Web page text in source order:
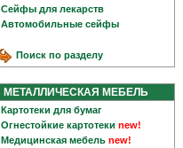
Сейфы для лекарств
Автомобильные сейфы
Поиск по разделу
МЕТАЛЛИЧЕСКАЯ МЕБЕЛЬ
Картотеки для бумаг
Огнестойкие картотеки new!
Медицинская мебель new!